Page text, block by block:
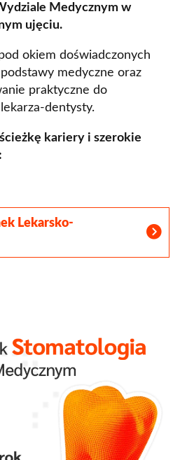
Medycznym w
ujęciu.
okiem doświadczonych
medyczne oraz
praktyczne do
dentysty.
kariery i szerokie
Lekarsko-